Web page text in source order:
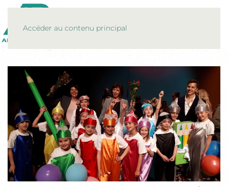
Accéder au contenu principal